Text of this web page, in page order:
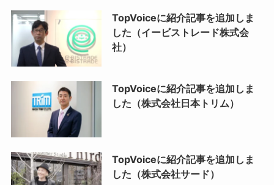
TopVoiceに紹介記事を追加しま
した（イービストレード株式会
社）
TopVoiceに紹介記事を追加しま
した（株式会社日本トリム）
TopVoiceに紹介記事を追加しま
した（株式会社サード）